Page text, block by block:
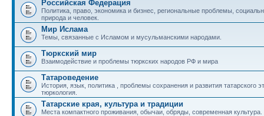
Российская Федерация
Политика, право, экономика и бизнес, региональные проблемы,
природа и человек.
Мир Ислама
Темы, связанные с Исламом и мусульманскими народами.
Тюркский мир
Взаимодействие и проблемы тюркских народов РФ и мира
Татароведение
История, язык, политика , проблемы сохранения и развития татарского
тюркология.
Татарские края, культура и традиции
Места компактного проживания, обычаи, обряды, современная культура.